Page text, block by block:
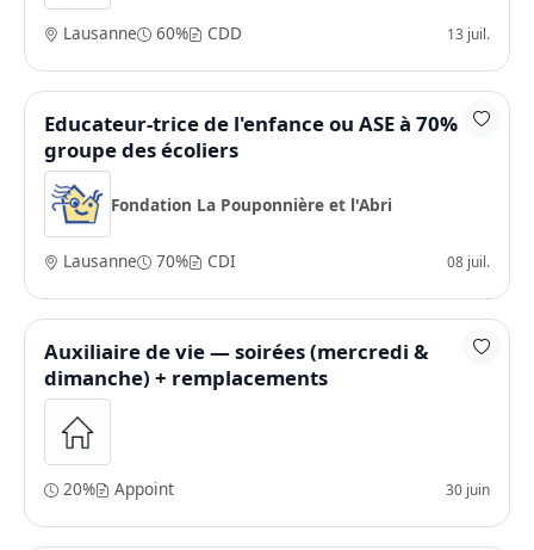
Lausanne 60% CDD 13 juil.
Educateur-trice de l'enfance ou ASE à 70%
groupe des écoliers
Fondation La Pouponnière et l'Abri
Lausanne 70% CDI 08 juil.
Auxiliaire de vie — soirées (mercredi &
dimanche) + remplacements
20% Appoint 30 juin